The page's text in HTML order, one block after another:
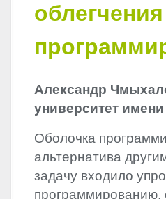
Александр
университет
Оболочка
альтернатива
задачу входило
программированию,